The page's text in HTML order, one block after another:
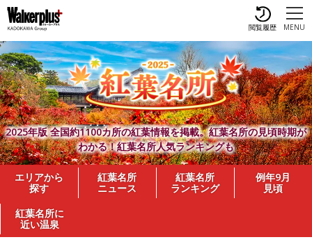
MENU
閲覧履歴
2025年版 全国約1100カ所の紅葉情報を掲載。紅葉名所の見頃時期が
わかる！紅葉名所人気ランキングも
エリアから
探す
紅葉名所
ニュース
紅葉名所
ランキング
例年9月
見頃
紅葉名所に
近い温泉